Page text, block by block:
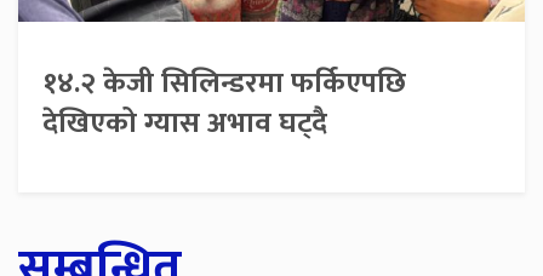
१४.२ केजी सिलिन्डरमा फर्किएपछि
देखिएको ग्यास अभाव घट्दै